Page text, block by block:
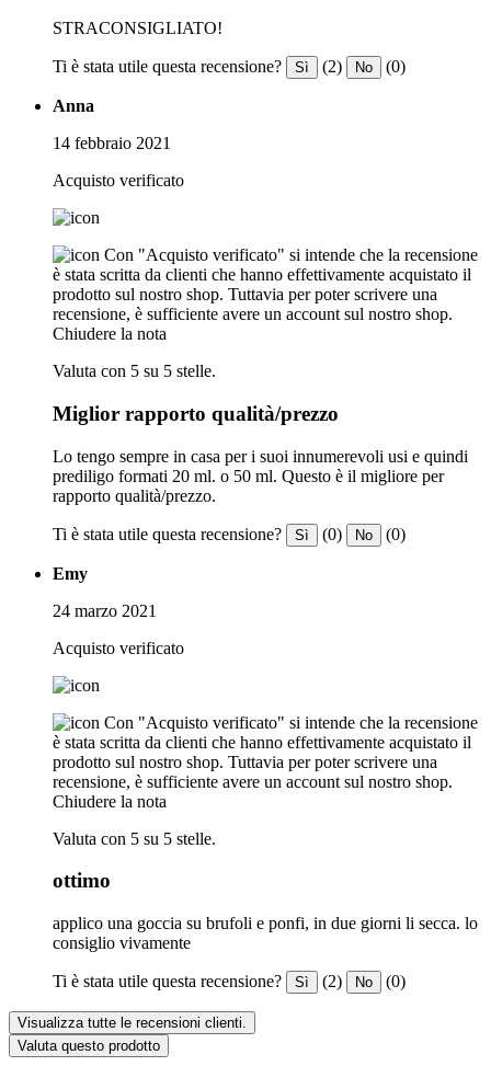
STRACONSIGLIATO!
Ti è stata utile questa recensione? Sì (2) No (0)
Anna
14 febbraio 2021
Acquisto verificato
Con "Acquisto verificato" si intende che la recensione
è stata scritta da clienti che hanno effettivamente acquistato il
prodotto sul nostro shop. Tuttavia per poter scrivere una
recensione, è sufficiente avere un account sul nostro shop.
Chiudere la nota
Valuta con 5 su 5 stelle.
Miglior rapporto qualità/prezzo
Lo tengo sempre in casa per i suoi innumerevoli usi e quindi
prediligo formati 20 ml. o 50 ml. Questo è il migliore per
rapporto qualità/prezzo.
Ti è stata utile questa recensione? Sì (0) No (0)
Emy
24 marzo 2021
Acquisto verificato
Con "Acquisto verificato" si intende che la recensione
è stata scritta da clienti che hanno effettivamente acquistato il
prodotto sul nostro shop. Tuttavia per poter scrivere una
recensione, è sufficiente avere un account sul nostro shop.
Chiudere la nota
Valuta con 5 su 5 stelle.
ottimo
applico una goccia su brufoli e ponfi, in due giorni li secca. lo
consiglio vivamente
Ti è stata utile questa recensione? Sì (2) No (0)
Visualizza tutte le recensioni clienti.
Valuta questo prodotto